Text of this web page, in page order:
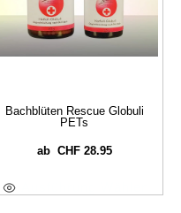
Bachblüten Rescue Globuli
PETs
ab CHF28.95